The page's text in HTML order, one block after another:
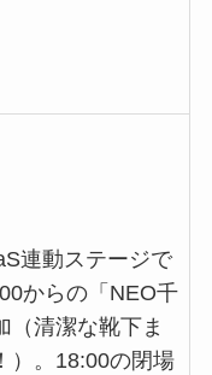
連動ステージで
からの「NEO千
（清潔な靴下ま
）。18:00の閉場